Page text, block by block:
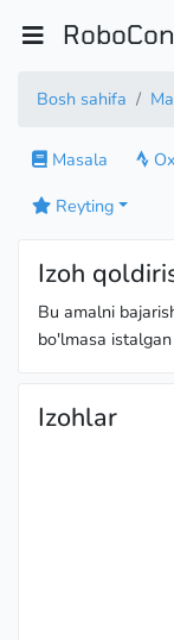
Bosh sahifa
Masala
Reyting
Izoh
Bu amalni
bo'lmasa
Izohlar